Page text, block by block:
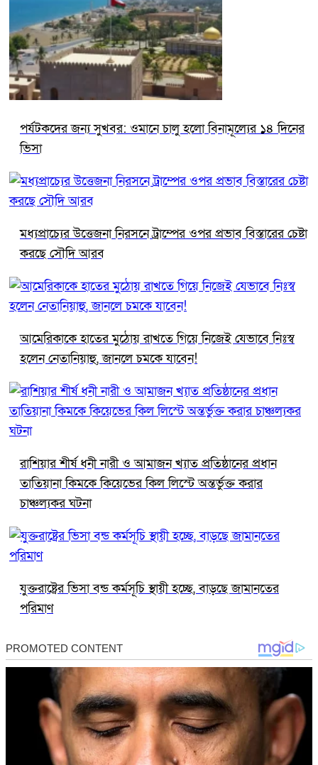
পর্যটকদের জন্য সুখবর: ওমানে চালু হলো বিনামূল্যের ১৪ দিনের
ভিসা
মধ্যপ্রাচ্যের উত্তেজনা নিরসনে ট্রাম্পের ওপর প্রভাব বিস্তারের চেষ্টা
করছে সৌদি আরব
আমেরিকাকে হাতের মুঠোয় রাখতে গিয়ে নিজেই যেভাবে নিঃস্ব
হলেন নেতানিয়াহু, জানলে চমকে যাবেন!
রাশিয়ার শীর্ষ ধনী নারী ও আমাজন খ্যাত প্রতিষ্ঠানের প্রধান
তাতিয়ানা কিমকে কিয়েভের কিল লিস্টে অন্তর্ভুক্ত করার
চাঞ্চল্যকর ঘটনা
যুক্তরাষ্ট্রের ভিসা বন্ড কর্মসূচি স্থায়ী হচ্ছে, বাড়ছে জামানতের
পরিমাণ